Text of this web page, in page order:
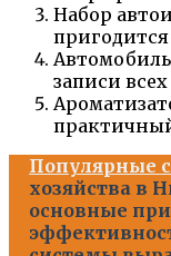
Набор
записи
Популярные
хозяйства в
основные